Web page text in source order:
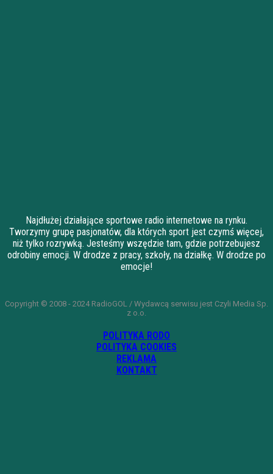
Najdłużej działające sportowe radio internetowe na rynku.
Tworzymy grupę pasjonatów, dla których sport jest czymś więcej,
niż tylko rozrywką. Jesteśmy wszędzie tam, gdzie potrzebujesz
odrobiny emocji. W drodze z pracy, szkoły, na działkę. W drodze po
emocje!
Copyright © 2008 - 2024 RadioGOL / Wydawcą serwisu jest Czyli Media Sp.
z o.o.
POLITYKA RODO
POLITYKA COOKIES
REKLAMA
KONTAKT